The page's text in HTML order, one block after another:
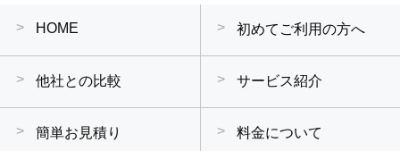
HOME 初めてご利用の方へ
他社との比較 サービス紹介
簡単お見積り 料金について